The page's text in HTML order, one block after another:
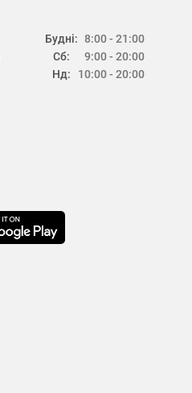
Будні:
Сб:
Нд:
8:00 - 21:00
9:00 - 20:00
10:00 - 20:00